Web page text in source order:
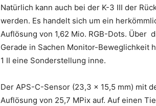
Natürlich kann auch bei der K-3 III der
werden. Es handelt sich um ein
Auflösung von 1,62 Mio. RGB-Dots. Über
Gerade in Sachen Monitor-Beweglichkeit
1 II eine Sonderstellung inne.
Der APS-C-Sensor (23,3 x 15,5 mm) mit
Auflösung von 25,7 MPix auf. Auf einen